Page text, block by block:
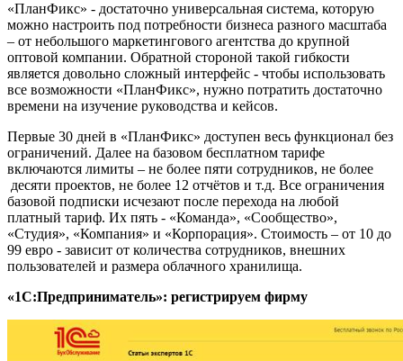
«ПланФикс» - достаточно универсальная система, которую
можно настроить под потребности бизнеса разного масштаба
– от небольшого маркетингового агентства до крупной
оптовой компании. Обратной стороной такой гибкости
является довольно сложный интерфейс - чтобы использовать
все возможности «ПланФикс», нужно потратить достаточно
времени на изучение руководства и кейсов.
Первые 30 дней в «ПланФикс» доступен весь функционал без
ограничений. Далее на базовом бесплатном тарифе
включаются лимиты – не более пяти сотрудников, не более
десяти проектов, не более 12 отчётов и т.д. Все ограничения
базовой подписки исчезают после перехода на любой
платный тариф. Их пять - «Команда», «Сообщество»,
«Студия», «Компания» и «Корпорация». Стоимость – от 10 до
99 евро - зависит от количества сотрудников, внешних
пользователей и размера облачного хранилища.
«1С:Предприниматель»: регистрируем фирму